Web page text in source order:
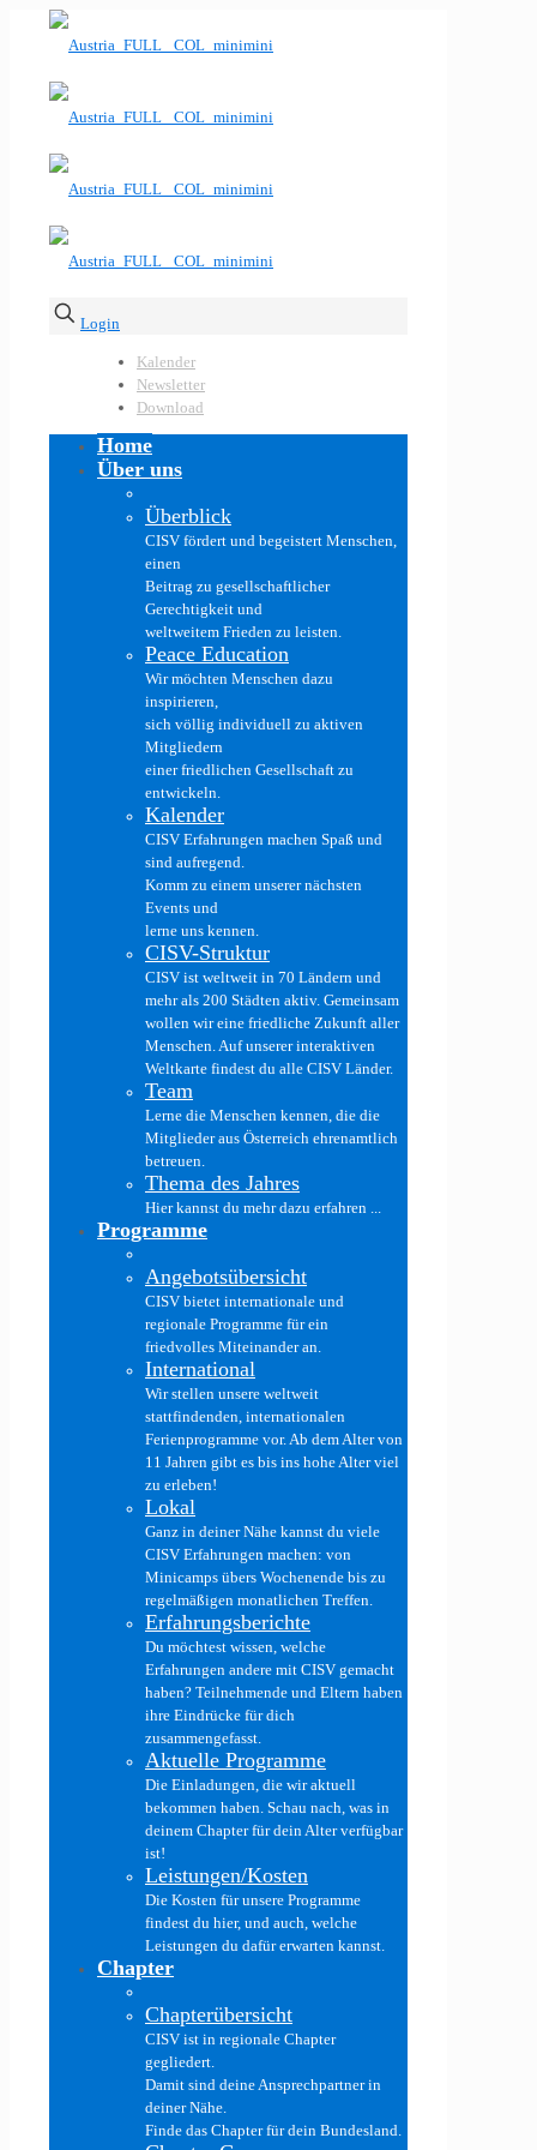
Login
Kalender
Newsletter
Download
Home
Über uns
Überblick
CISV fördert und begeistert Menschen,
einen
Beitrag zu gesellschaftlicher
Gerechtigkeit und
weltweitem Frieden zu leisten.
Peace Education
Wir möchten Menschen dazu
inspirieren,
sich völlig individuell zu aktiven
Mitgliedern
einer friedlichen Gesellschaft zu
entwickeln.
Kalender
CISV Erfahrungen machen Spaß und
sind aufregend.
Komm zu einem unserer nächsten
Events und
lerne uns kennen.
CISV-Struktur
CISV ist weltweit in 70 Ländern und
mehr als 200 Städten aktiv. Gemeinsam
wollen wir eine friedliche Zukunft aller
Menschen. Auf unserer interaktiven
Weltkarte findest du alle CISV Länder.
Team
Lerne die Menschen kennen, die die
Mitglieder aus Österreich ehrenamtlich
betreuen.
Thema des Jahres
Hier kannst du mehr dazu erfahren ...
Programme
Angebotsübersicht
CISV bietet internationale und
regionale Programme für ein
friedvolles Miteinander an.
International
Wir stellen unsere weltweit
stattfindenden, internationalen
Ferienprogramme vor. Ab dem Alter von
11 Jahren gibt es bis ins hohe Alter viel
zu erleben!
Lokal
Ganz in deiner Nähe kannst du viele
CISV Erfahrungen machen: von
Minicamps übers Wochenende bis zu
regelmäßigen monatlichen Treffen.
Erfahrungsberichte
Du möchtest wissen, welche
Erfahrungen andere mit CISV gemacht
haben? Teilnehmende und Eltern haben
ihre Eindrücke für dich
zusammengefasst.
Aktuelle Programme
Die Einladungen, die wir aktuell
bekommen haben. Schau nach, was in
deinem Chapter für dein Alter verfügbar
ist!
Leistungen/Kosten
Die Kosten für unsere Programme
findest du hier, und auch, welche
Leistungen du dafür erwarten kannst.
Chapter
Chapterübersicht
CISV ist in regionale Chapter
gegliedert.
Damit sind deine Ansprechpartner in
deiner Nähe.
Finde das Chapter für dein Bundesland.